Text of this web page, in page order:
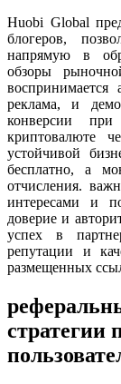
Huobi Global
блогеров,
напрямую в
обзоры
воспринимается
реклама, и
конверсии
криптовалюте
устойчивой
бесплатно, а
отчисления.
интересами и
доверие и
успех в
репутации и
размещенных
стратегии